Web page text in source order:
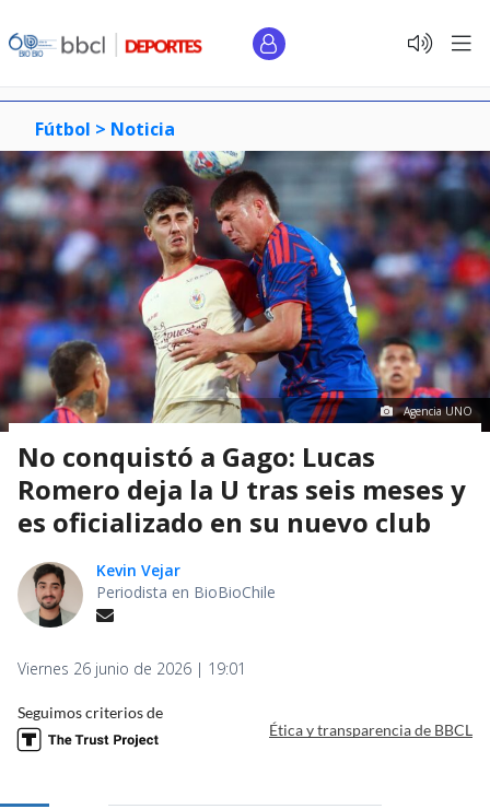
Fútbol > Noticia
Agencia UNO
No conquistó a Gago: Lucas
Romero deja la U tras seis meses y
es oficializado en su nuevo club
Kevin Vejar
Periodista en BioBioChile
Viernes 26 junio de 2026 | 19:01
Seguimos criterios de
Ética y transparencia de BBCL